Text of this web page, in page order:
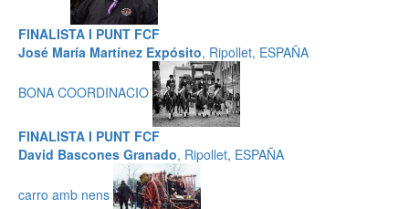
FINALISTA I PUNT FCF
José María Martínez Expósito, Ripollet, ESPAÑA
BONA COORDINACIO
FINALISTA I PUNT FCF
David Bascones Granado, Ripollet, ESPAÑA
carro amb nens